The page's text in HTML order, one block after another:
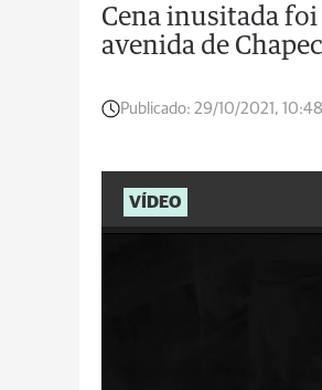
Cena inusitada
avenida de
Publicado: 29/10/2021, 10:48
VÍDEO